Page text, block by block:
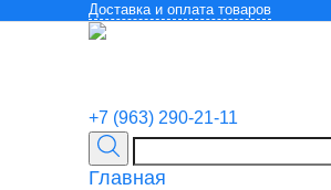
Доставка и оплата товаров
+7 (963) 290-21-11
Главная